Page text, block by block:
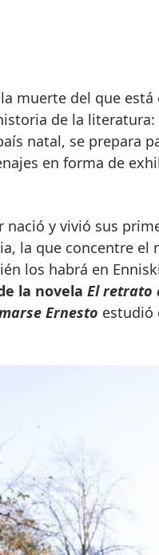
de la literatura:
natal, se prepara
en forma de
y vivió sus
la que concentre el
los habrá en
la novela El retrato
Ernesto estudió